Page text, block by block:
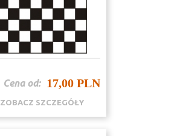
Cena od: 17,00 PLN
ZOBACZ SZCZEGÓŁY